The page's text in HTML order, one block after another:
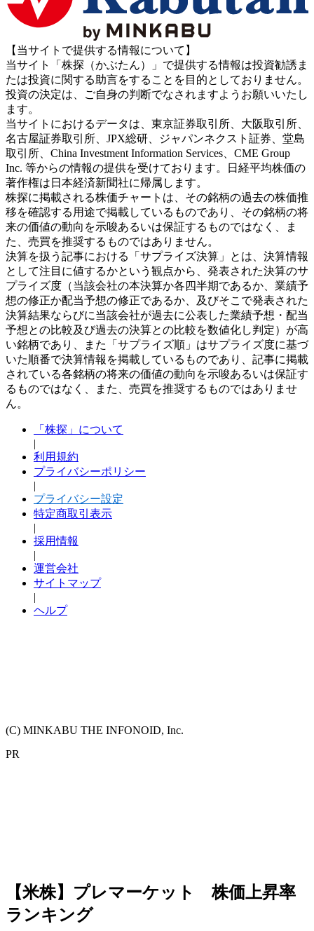
【当サイトで提供する情報について】
当サイト「株探（かぶたん）」で提供する情報は投資勧誘ま
たは投資に関する助言をすることを目的としておりません。
投資の決定は、ご自身の判断でなされますようお願いいたし
ます。
当サイトにおけるデータは、東京証券取引所、大阪取引所、
名古屋証券取引所、JPX総研、ジャパンネクスト証券、堂島
取引所、China Investment Information Services、CME Group
Inc. 等からの情報の提供を受けております。日経平均株価の
著作権は日本経済新聞社に帰属します。
株探に掲載される株価チャートは、その銘柄の過去の株価推
移を確認する用途で掲載しているものであり、その銘柄の将
来の価値の動向を示唆あるいは保証するものではなく、ま
た、売買を推奨するものではありません。
決算を扱う記事における「サプライズ決算」とは、決算情報
として注目に値するかという観点から、発表された決算のサ
プライズ度（当該会社の本決算か各四半期であるか、業績予
想の修正か配当予想の修正であるか、及びそこで発表された
決算結果ならびに当該会社が過去に公表した業績予想・配当
予想との比較及び過去の決算との比較を数値化し判定）が高
い銘柄であり、また「サプライズ順」はサプライズ度に基づ
いた順番で決算情報を掲載しているものであり、記事に掲載
されている各銘柄の将来の価値の動向を示唆あるいは保証す
るものではなく、また、売買を推奨するものではありませ
ん。
「株探」について
|
利用規約
プライバシーポリシー
|
プライバシー設定
特定商取引表示
|
採用情報
|
運営会社
サイトマップ
|
ヘルプ
(C) MINKABU THE INFONOID, Inc.
PR
【米株】プレマーケット 株価上昇率
ランキング